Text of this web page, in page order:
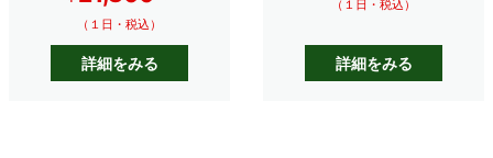
（１日・税込）
詳細をみる
（１日・税込）
詳細をみる